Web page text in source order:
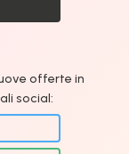
offerte in
social: